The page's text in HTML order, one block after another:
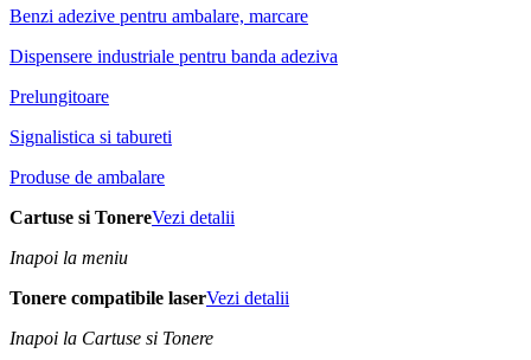
Benzi adezive pentru ambalare, marcare
Dispensere industriale pentru banda adeziva
Prelungitoare
Signalistica si tabureti
Produse de ambalare
Cartuse si TonereVezi detalii
Inapoi la meniu
Tonere compatibile laserVezi detalii
Inapoi la Cartuse si Tonere